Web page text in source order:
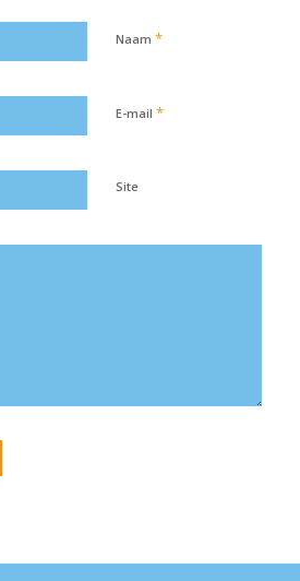
Naam *
E-mail *
Site